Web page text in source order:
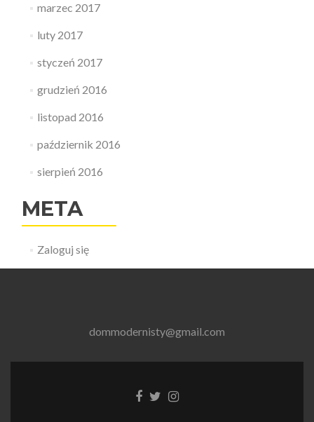
marzec 2017
luty 2017
styczeń 2017
grudzień 2016
listopad 2016
październik 2016
sierpień 2016
META
Zaloguj się
dommodernisty@gmail.com
LinkLinkLink